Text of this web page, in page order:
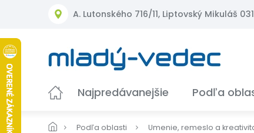
A. Lutonského 716/11, Liptovský Mikuláš 031
Najpredávanejšie Podľa
Podľa oblasti Umenie, remeslo a